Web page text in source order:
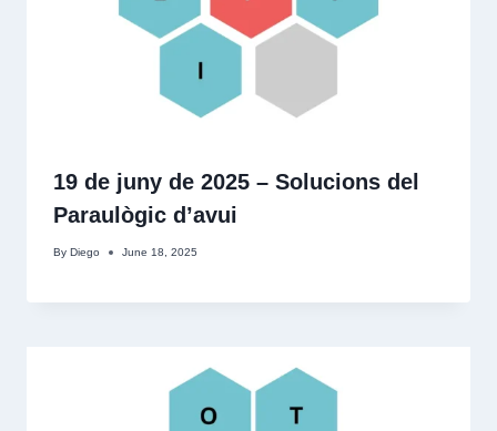
19 de juny de 2025 – Solucions del
Paraulògic d’avui
By Diego June 18, 2025